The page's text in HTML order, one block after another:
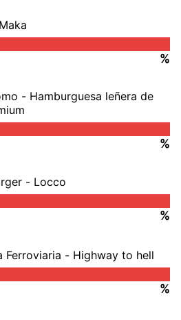
%
- Hamburguesa leñera de
%
- Locco
%
Ferroviaria - Highway to hell
%